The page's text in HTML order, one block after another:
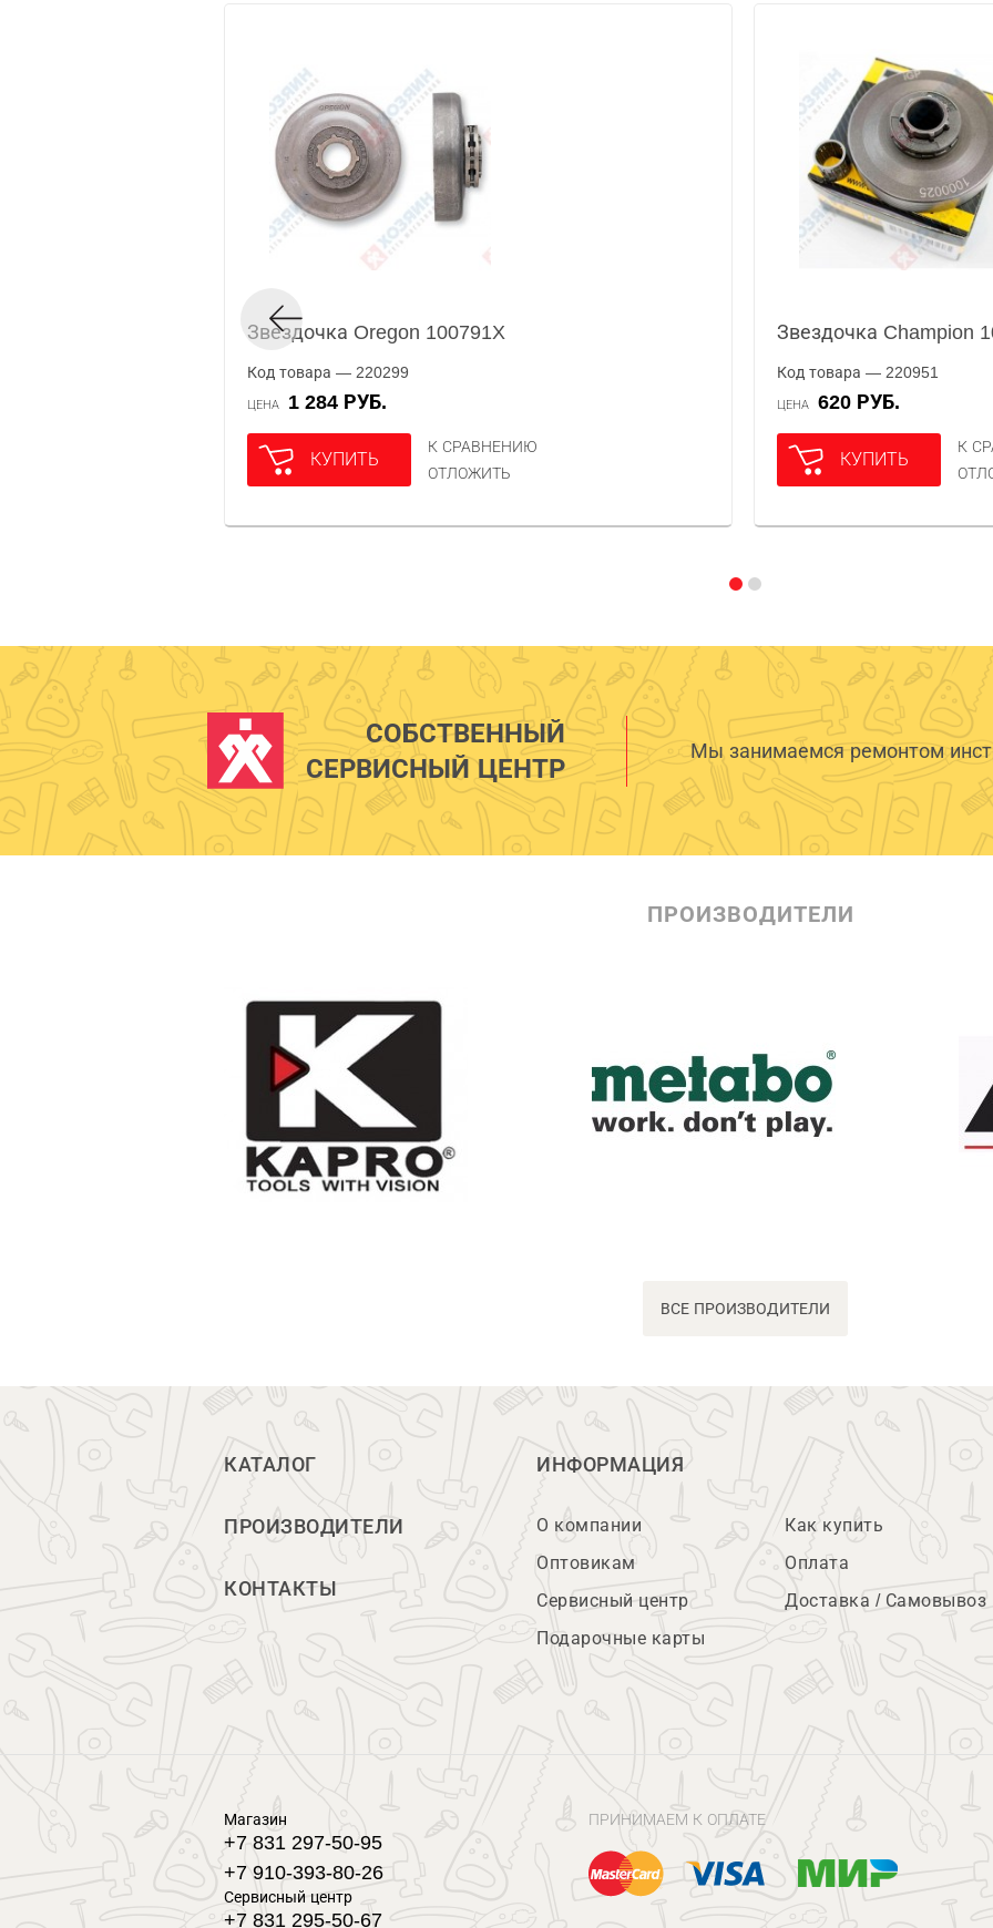
Звездочка Oregon 100791X
Код товара — 220299
ЦЕНА 1 284 РУБ.
КУПИТЬ
К СРАВНЕНИЮ
ОТЛОЖИТЬ
Звездочка Champion
Код товара — 220951
ЦЕНА 620 РУБ.
КУПИТЬ
К
СОБСТВЕННЫЙ
СЕРВИСНЫЙ ЦЕНТР
Мы занимаемся ремонтом
ПРОИЗВОДИТЕЛИ
ВСЕ ПРОИЗВОДИТЕЛИ
КАТАЛОГ
ПРОИЗВОДИТЕЛИ
КОНТАКТЫ
ИНФОРМАЦИЯ
О компании
Оптовикам
Сервисный центр
Подарочные карты
Как купить
Оплата
Доставка / Самовывоз
Магазин
+7 831 297-50-95
+7 910-393-80-26
Сервисный центр
+7 831 295-50-67
ПРИНИМАЕМ К ОПЛАТЕ